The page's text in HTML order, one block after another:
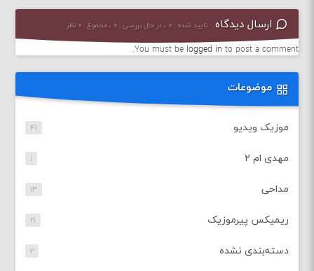
ارسال دیدگاه تایید شده : ۰ ، در حال بررسی : ۰ ، مجموع : ۰ نظر
You must be logged in to post a comment.
موضوعات
موزیک ویدیو ۴۱
مهدی ام ۲ ۱
مداحی ۱۳
ریمیکس پیرموزیک ۲۱
دسته‌بندی نشده ۲